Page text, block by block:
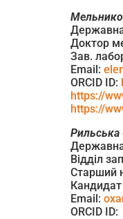
Державна
Доктор
Зав.
Email:
ORCID ID:
https://
https://
Рильська
Державна
Відділ
Старший
Email:
ORCID ID: